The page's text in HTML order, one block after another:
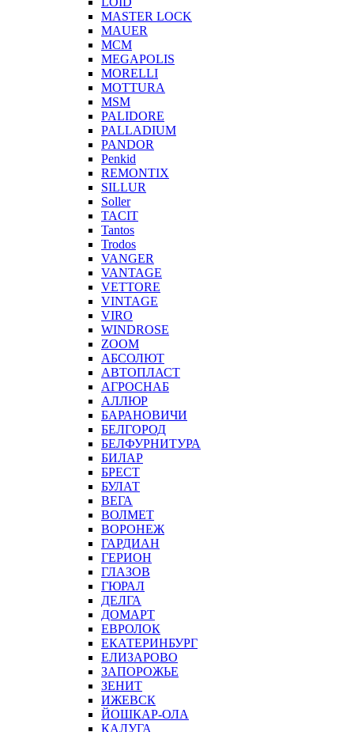
MASTER LOCK
MAUER
MCM
MEGAPOLIS
MORELLI
MOTTURA
MSM
PALIDORE
PALLADIUM
PANDOR
Penkid
REMONTIX
SILLUR
Soller
TACIT
Tantos
Trodos
VANGER
VANTAGE
VETTORE
VINTAGE
VIRO
WINDROSE
ZOOM
АБСОЛЮТ
АВТОПЛАСТ
АГРОСНАБ
АЛЛЮР
БАРАНОВИЧИ
БЕЛГОРОД
БЕЛФУРНИТУРА
БИЛАР
БРЕСТ
БУЛАТ
ВЕГА
ВОЛМЕТ
ВОРОНЕЖ
ГАРДИАН
ГЕРИОН
ГЛАЗОВ
ГЮРАЛ
ДЕЛГА
ДОМАРТ
ЕВРОЛОК
ЕКАТЕРИНБУРГ
ЕЛИЗАРОВО
ЗАПОРОЖЬЕ
ЗЕНИТ
ИЖЕВСК
ЙОШКАР-ОЛА
КАЛУГА